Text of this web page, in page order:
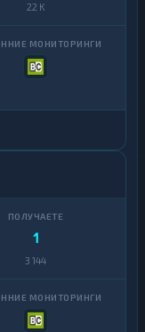
22 K
1
3 144